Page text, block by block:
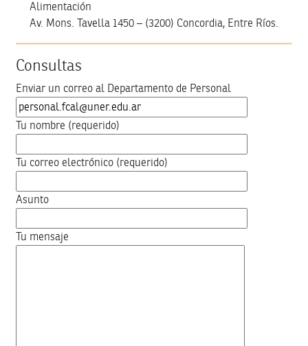
Alimentación
Av. Mons. Tavella 1450 – (3200) Concordia, Entre Ríos.
Consultas
Enviar un correo al Departamento de Personal
Tu nombre (requerido)
Tu correo electrónico (requerido)
Asunto
Tu mensaje